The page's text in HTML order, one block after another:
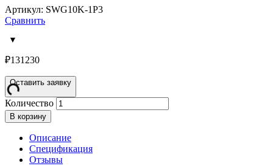
Артикул: SWG10K-1P3
Сравнить
₽131230
Оставить заявку
Количество
В корзину
Описание
Спецификация
Отзывы